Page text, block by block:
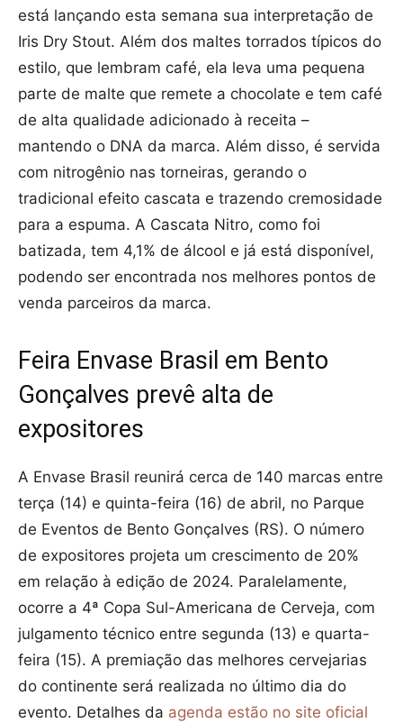
está lançando esta semana sua interpretação de
Iris Dry Stout. Além dos maltes torrados típicos do
estilo, que lembram café, ela leva uma pequena
parte de malte que remete a chocolate e tem café
de alta qualidade adicionado à receita –
mantendo o DNA da marca. Além disso, é servida
com nitrogênio nas torneiras, gerando o
tradicional efeito cascata e trazendo cremosidade
para a espuma. A Cascata Nitro, como foi
batizada, tem 4,1% de álcool e já está disponível,
podendo ser encontrada nos melhores pontos de
venda parceiros da marca.
Feira Envase Brasil em Bento
Gonçalves prevê alta de
expositores
A Envase Brasil reunirá cerca de 140 marcas entre
terça (14) e quinta-feira (16) de abril, no Parque
de Eventos de Bento Gonçalves (RS). O número
de expositores projeta um crescimento de 20%
em relação à edição de 2024. Paralelamente,
ocorre a 4ª Copa Sul-Americana de Cerveja, com
julgamento técnico entre segunda (13) e quarta-
feira (15). A premiação das melhores cervejarias
do continente será realizada no último dia do
evento. Detalhes da agenda estão no site oficial